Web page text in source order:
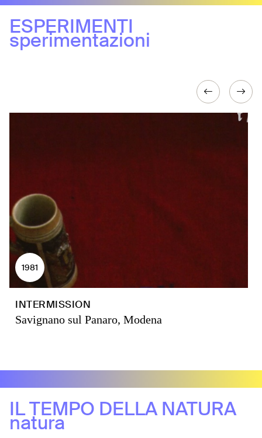
ESPERIMENTI
sperimentazioni
1981
INTERMISSION
Savignano sul Panaro, Modena
IL TEMPO DELLA NATURA
natura